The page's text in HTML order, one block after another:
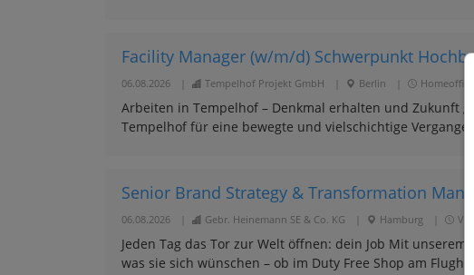
Facility Manager (w/m/d) Schwerpunkt
06.08.2026 Tempelhof Projekt GmbH Berlin
Arbeiten in Tempelhof – Denkmal erhalten und Zukunft
Tempelhof für eine bewegte und vielschichtige
Senior Brand Strategy & Transformation
06.08.2026 Gebr. Heinemann SE & Co. KG Hamburg
Jeden Tag das Tor zur Welt öffnen: dein Job Mit
was sie sich wünschen – ob im Duty Free Shop am